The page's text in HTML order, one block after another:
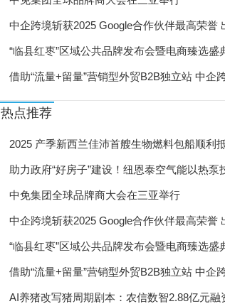
中企跨境斩获2025 Google合作伙伴最高荣誉
“临县红枣”区域公共品牌发布会暨电商臻选盛
借助“流量+留量”营销型外贸B2B独立站 中企
热点推荐
2025 产季新西兰佳沛首艘生物燃料包船顺利
助力政府“好房子”建设！纽恩泰空气能以热
中免集团全球品牌商大会在三亚举行
中企跨境斩获2025 Google合作伙伴最高荣誉
“临县红枣”区域公共品牌发布会暨电商臻选盛
借助“流量+留量”营销型外贸B2B独立站 中企
AI养猪改写猪周期剧本：农信数智2.88亿元融